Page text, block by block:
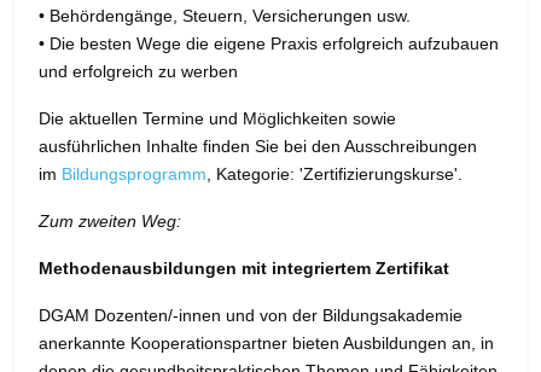
• Behördengänge, Steuern, Versicherungen usw.
• Die besten Wege die eigene Praxis erfolgreich aufzubauen
und erfolgreich zu werben
Die aktuellen Termine und Möglichkeiten sowie
ausführlichen Inhalte finden Sie bei den Ausschreibungen
im Bildungsprogramm , Kategorie: 'Zertifizierungskurse'.
Zum zweiten Weg:
Methodenausbildungen mit integriertem Zertifikat
DGAM Dozenten/-innen und von der Bildungsakademie
anerkannte Kooperationspartner bieten Ausbildungen an, in